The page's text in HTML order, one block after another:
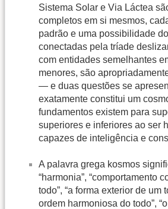
Sistema Solar e Via Láctea
completos em si mesmos,
padrão e uma possibilidade
conectadas pela tríade
com entidades semelhantes
menores, são
— e duas questões se
exatamente constitui um
fundamentos existem para
superiores e inferiores ao ser
capazes de inteligência e
A palavra grega kosmos
“harmonia”, “comportamento
todo”, “a forma exterior de um
ordem harmoniosa do todo”,